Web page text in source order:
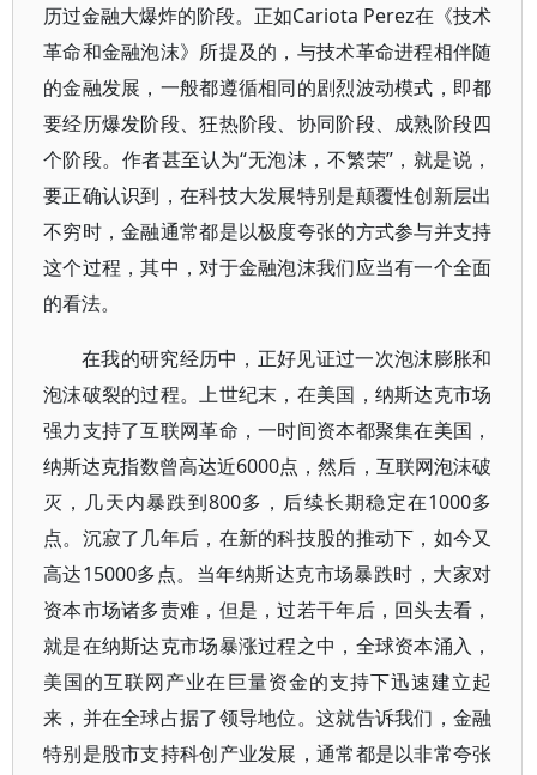
历过金融大爆炸的阶段。正如Cariota Perez在《技术
革命和金融泡沫》所提及的，与技术革命进程相伴随
的金融发展，一般都遵循相同的剧烈波动模式，即都
要经历爆发阶段、狂热阶段、协同阶段、成熟阶段四
个阶段。作者甚至认为“无泡沫，不繁荣”，就是说，
要正确认识到，在科技大发展特别是颠覆性创新层出
不穷时，金融通常都是以极度夸张的方式参与并支持
这个过程，其中，对于金融泡沫我们应当有一个全面
的看法。
在我的研究经历中，正好见证过一次泡沫膨胀和
泡沫破裂的过程。上世纪末，在美国，纳斯达克市场
强力支持了互联网革命，一时间资本都聚集在美国，
纳斯达克指数曾高达近6000点，然后，互联网泡沫破
灭，几天内暴跌到800多，后续长期稳定在1000多
点。沉寂了几年后，在新的科技股的推动下，如今又
高达15000多点。当年纳斯达克市场暴跌时，大家对
资本市场诸多责难，但是，过若干年后，回头去看，
就是在纳斯达克市场暴涨过程之中，全球资本涌入，
美国的互联网产业在巨量资金的支持下迅速建立起
来，并在全球占据了领导地位。这就告诉我们，金融
特别是股市支持科创产业发展，通常都是以非常夸张